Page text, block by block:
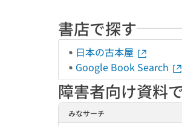
書店で探す
日本の古本屋
Google Book Search
障害者向け資料
みなサーチ